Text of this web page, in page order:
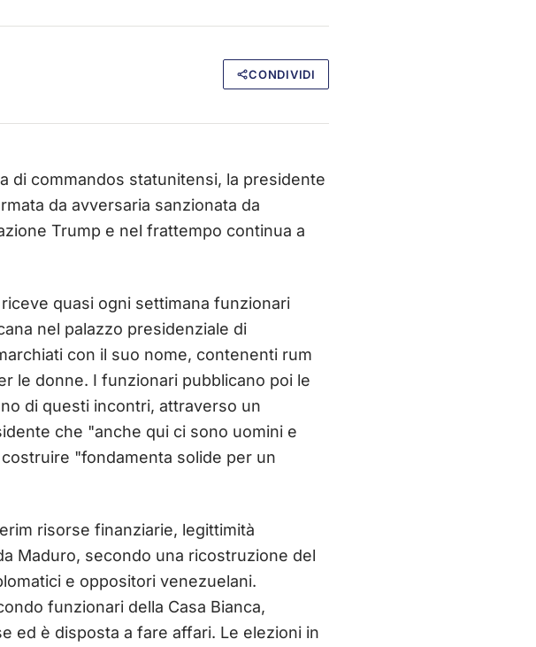
CONDIVIDI
di commandos statunitensi, la presidente
da avversaria sanzionata da
Trump e nel frattempo continua a
quasi ogni settimana funzionari
nel palazzo presidenziale di
con il suo nome, contenenti rum
le donne. I funzionari pubblicano poi le
di questi incontri, attraverso un
che "anche qui ci sono uomini e
"fondamenta solide per un
risorse finanziarie, legittimità
Maduro, secondo una ricostruzione del
e oppositori venezuelani.
funzionari della Casa Bianca,
ed è disposta a fare affari. Le elezioni in